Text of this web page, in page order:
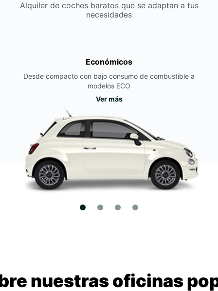
Alquiler de coches baratos que se adaptan a tus
necesidades
Económicos
Desde compacto con bajo consumo de combustible a
modelos ECO
Ver más
nuestras oficinas